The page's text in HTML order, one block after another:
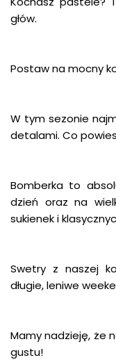
głów.
Postaw na mocny
W tym sezonie
detalami. Co
Bomberka to
dzień oraz na
sukienek i
Swetry z naszej
długie, leniwe
Mamy nadzieję, że
gustu!